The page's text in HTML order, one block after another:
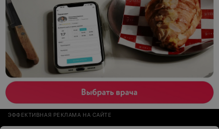
ЭФФЕКТИВНАЯ РЕКЛАМА НА САЙТЕ